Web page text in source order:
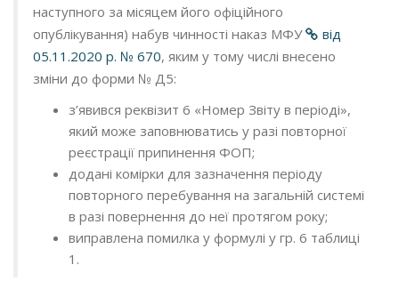
наступного за місяцем його офіційного
опублікування) набув чинності наказ МФУ
від
05.11.2020 р. № 670, яким у тому числі внесено
зміни до форми № Д5:
з’явився реквізит 6 «Номер Звіту в періоді»,
який може заповнюватись у разі повторної
реєстрації припинення ФОП;
додані комірки для зазначення періоду
повторного перебування на загальній системі
в разі повернення до неї протягом року;
виправлена помилка у формулі у гр. 6 таблиці
1.